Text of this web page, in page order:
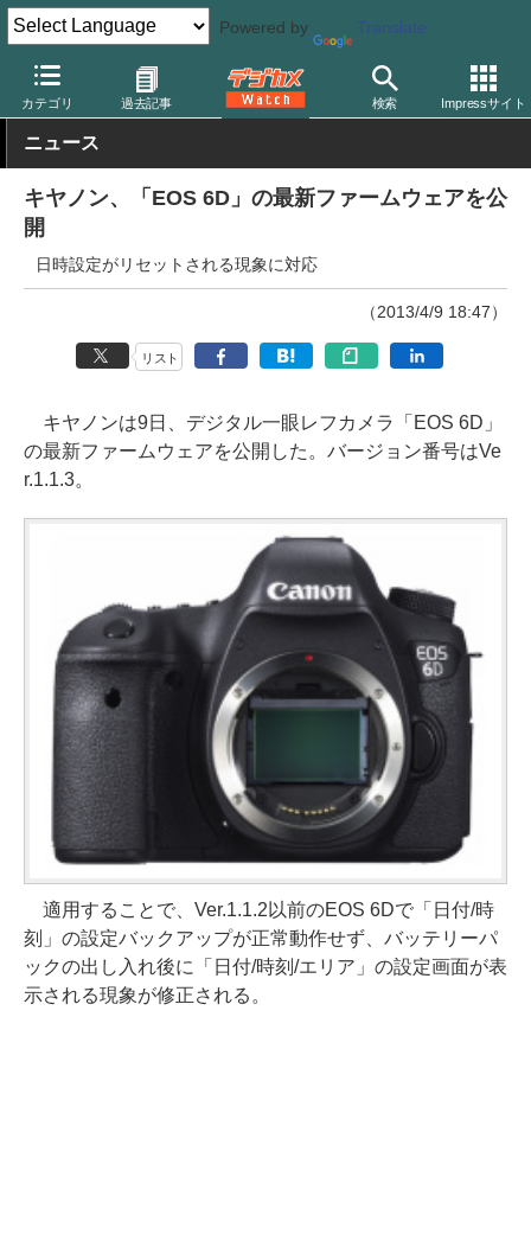
Powered by Translate
カテゴリ 過去記事 検索 Impressサイト
デジカメ Watch カメラ 一眼レフカメラ キヤノン
ニュース
キヤノン、「EOS 6D」の最新ファームウェアを公
開
日時設定がリセットされる現象に対応
（2013/4/9 18:47）
リスト
キヤノンは9日、デジタル一眼レフカメラ「EOS 6D」
の最新ファームウェアを公開した。バージョン番号はVe
r.1.1.3。
適用することで、Ver.1.1.2以前のEOS 6Dで「日付/時
刻」の設定バックアップが正常動作せず、バッテリーパ
ックの出し入れ後に「日付/時刻/エリア」の設定画面が表
示される現象が修正される。